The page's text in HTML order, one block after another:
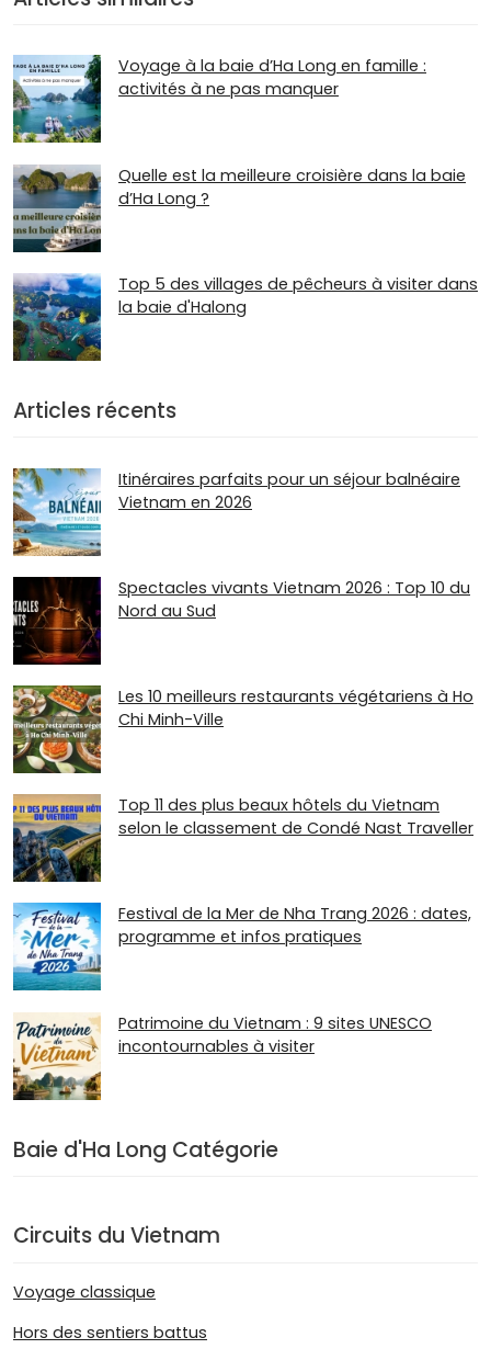
Voyage à la baie d’Ha Long en famille :
activités à ne pas manquer
Quelle est la meilleure croisière dans la baie
d’Ha Long ?
Top 5 des villages de pêcheurs à visiter dans
la baie d'Halong
Articles récents
Itinéraires parfaits pour un séjour balnéaire
Vietnam en 2026
Spectacles vivants Vietnam 2026 : Top 10 du
Nord au Sud
Les 10 meilleurs restaurants végétariens à Ho
Chi Minh-Ville
Top 11 des plus beaux hôtels du Vietnam
selon le classement de Condé Nast Traveller
Festival de la Mer de Nha Trang 2026 : dates,
programme et infos pratiques
Patrimoine du Vietnam : 9 sites UNESCO
incontournables à visiter
Baie d'Ha Long Catégorie
Circuits du Vietnam
Voyage classique
Hors des sentiers battus